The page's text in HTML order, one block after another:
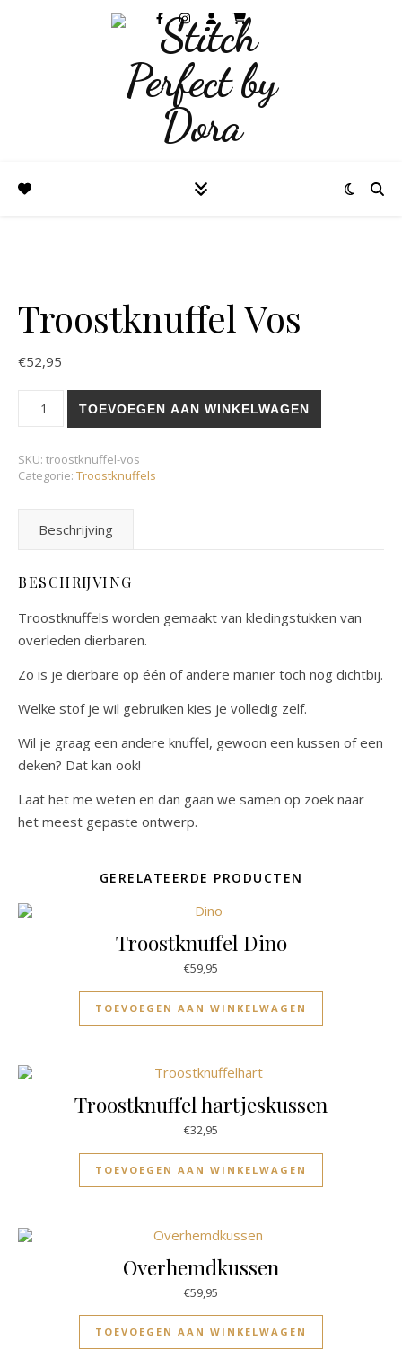
Troostknuffel Vos
€52,95
TOEVOEGEN AAN WINKELWAGEN
SKU: troostknuffel-vos
Categorie: Troostknuffels
Beschrijving
BESCHRIJVING
Troostknuffels worden gemaakt van kledingstukken van
overleden dierbaren.
Zo is je dierbare op één of andere manier toch nog dichtbij.
Welke stof je wil gebruiken kies je volledig zelf.
Wil je graag een andere knuffel, gewoon een kussen of een
deken? Dat kan ook!
Laat het me weten en dan gaan we samen op zoek naar
het meest gepaste ontwerp.
GERELATEERDE PRODUCTEN
Troostknuffel Dino
€59,95
TOEVOEGEN AAN WINKELWAGEN
Troostknuffel hartjeskussen
€32,95
TOEVOEGEN AAN WINKELWAGEN
Overhemdkussen
€59,95
TOEVOEGEN AAN WINKELWAGEN